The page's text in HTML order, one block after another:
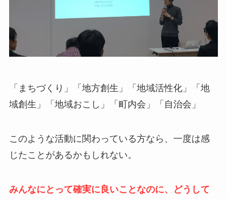
「まちづくり」「地方創生」「地域活性化」「地
域創生」「地域おこし」「町内会」「自治会」
このような活動に関わっている方なら、一度は感
じたことがあるかもしれない。
みんなにとって確実に良いことなのに、どうして